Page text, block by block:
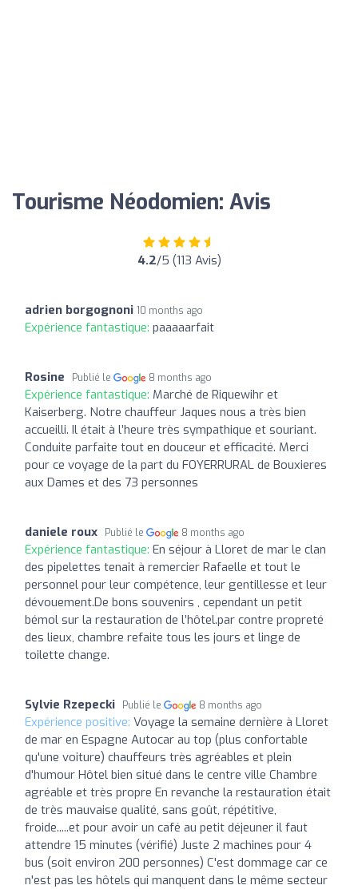
Tourisme Néodomien: Avis
4.2/5 (113 Avis)
adrien borgognoni 10 months ago
Expérience fantastique: paaaaarfait
Rosine Publié le 8 months ago
Expérience fantastique: Marché de Riquewihr et
Kaiserberg. Notre chauffeur Jaques nous a très bien
accueilli. Il était à l’heure très sympathique et souriant.
Conduite parfaite tout en douceur et efficacité. Merci
pour ce voyage de la part du FOYERRURAL de Bouxieres
aux Dames et des 73 personnes
daniele roux Publié le 8 months ago
Expérience fantastique: En séjour à Lloret de mar le clan
des pipelettes tenait à remercier Rafaelle et tout le
personnel pour leur compétence, leur gentillesse et leur
dévouement.De bons souvenirs , cependant un petit
bémol sur la restauration de l’hôtel.par contre propreté
des lieux, chambre refaite tous les jours et linge de
toilette change.
Sylvie Rzepecki Publié le 8 months ago
Expérience positive: Voyage la semaine dernière à Lloret
de mar en Espagne Autocar au top (plus confortable
qu'une voiture) chauffeurs très agréables et plein
d'humour Hôtel bien situé dans le centre ville Chambre
agréable et très propre En revanche la restauration était
de très mauvaise qualité, sans goût, répétitive,
froide.....et pour avoir un café au petit déjeuner il faut
attendre 15 minutes (vérifié) Juste 2 machines pour 4
bus (soit environ 200 personnes) C'est dommage car ce
n'est pas les hôtels qui manquent dans le même secteur